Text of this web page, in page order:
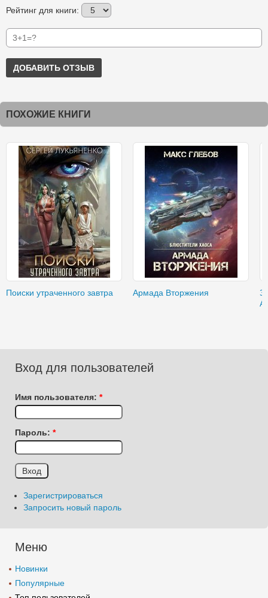
Рейтинг для книги:
ДОБАВИТЬ ОТЗЫВ
ПОХОЖИЕ КНИГИ
Поиски утраченного завтра Армада Вторжения
Вход для пользователей
Имя пользователя: *
Пароль: *
Зарегистрироваться
Запросить новый пароль
Меню
Новинки
Популярные